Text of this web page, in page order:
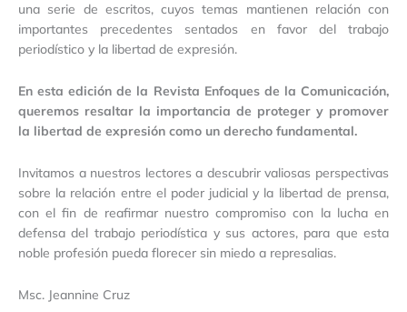
una serie de escritos, cuyos temas mantienen relación con
importantes precedentes sentados en favor del trabajo
periodístico y la libertad de expresión.
En esta edición de la Revista Enfoques de la Comunicación,
queremos resaltar la importancia de proteger y promover
la libertad de expresión como un derecho fundamental.
Invitamos a nuestros lectores a descubrir valiosas perspectivas
sobre la relación entre el poder judicial y la libertad de prensa,
con el fin de reafirmar nuestro compromiso con la lucha en
defensa del trabajo periodística y sus actores, para que esta
noble profesión pueda florecer sin miedo a represalias.
Msc. Jeannine Cruz